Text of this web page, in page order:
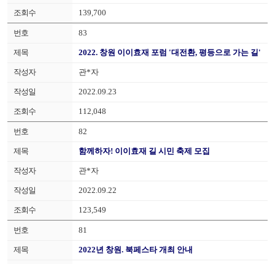
139,700
83
2022. 창원 이이효재 포럼 '대전환, 평등으로 가는 길'
관*자
2022.09.23
112,048
82
함께하자! 이이효재 길 시민 축제 모집
관*자
2022.09.22
123,549
81
2022년 창원. 북페스타 개최 안내